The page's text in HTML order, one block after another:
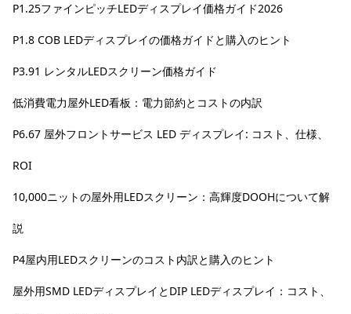
P1.25ファインピッチLEDディスプレイ価格ガイド2026
P1.8 COB LEDディスプレイの価格ガイドと購入のヒント
P3.91 レンタルLEDスクリーン価格ガイド
低消費電力屋外LED看板：電力節約とコストの内訳
P6.67 屋外フロントサービス LED ディスプレイ: コスト、仕様、
ROI
10,000ニットの屋外用LEDスクリーン：高輝度DOOHについて解
説
P4屋内用LEDスクリーンのコスト内訳と購入のヒント
屋外用SMD LEDディスプレイとDIP LEDディスプレイ：コスト、